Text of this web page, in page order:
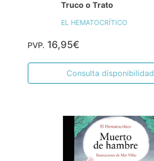
Truco o Trato
EL HEMATOCRÍTICO
PVP. 16,95€
Consulta disponibilidad